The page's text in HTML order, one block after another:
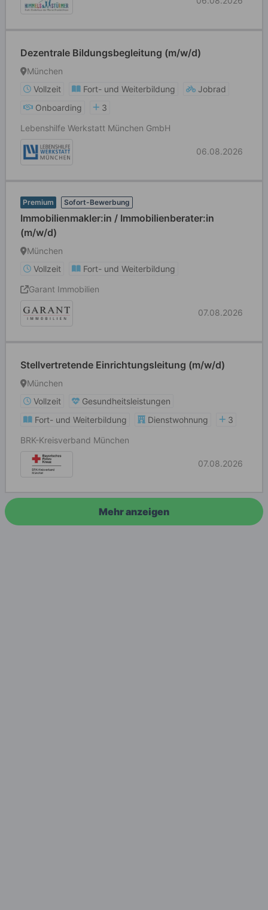
Dezentrale Bildungsbegleitung (m/w/d)
München
Vollzeit
Fort- und Weiterbildung
Jobrad
Onboarding
3
Lebenshilfe Werkstatt München GmbH
06.08.2026
Premium Sofort-Bewerbung
Immobilienmakler:in / Immobilienberater:in
(m/w/d)
München
Vollzeit
Fort- und Weiterbildung
Garant Immobilien
07.08.2026
Stellvertretende Einrichtungsleitung (m/w/d)
München
Vollzeit
Gesundheitsleistungen
Fort- und Weiterbildung
Dienstwohnung
3
BRK-Kreisverband München
07.08.2026
Mehr anzeigen